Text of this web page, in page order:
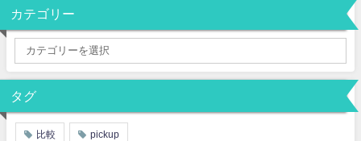
カテゴリー
タグ
比較 pickup